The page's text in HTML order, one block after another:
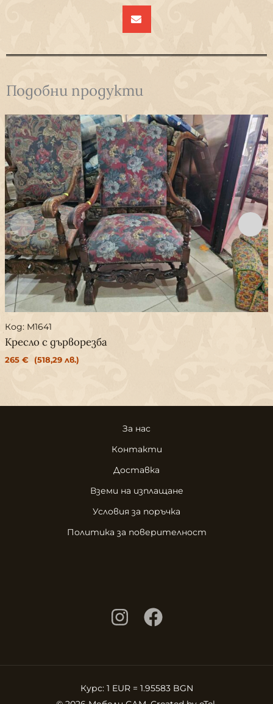
Подобни продукти
Код: M1641
Кресло с дърворезба
265 € (518,29 лв.)
За нас
Контакти
Доставка
Вземи на изплащане
Условия за поръчка
Политика за поверителност
Курс: 1 EUR = 1.95583 BGN